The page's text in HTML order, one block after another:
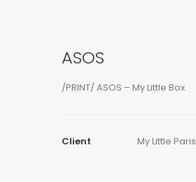
ASOS
/PRINT/ ASOS – My Little Box
Client My Little Paris